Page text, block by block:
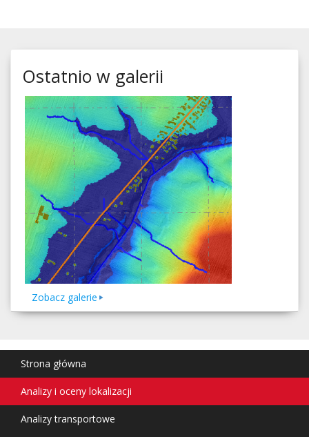
Ostatnio w galerii
Zobacz galerie
Strona główna
Analizy i oceny lokalizacji
Analizy transportowe